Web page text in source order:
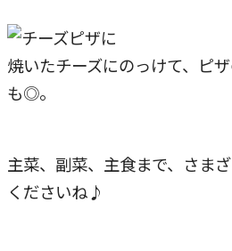
焼いたチーズにのっけて、ピ
も◎。
主菜、副菜、主食まで、さま
くださいね♪